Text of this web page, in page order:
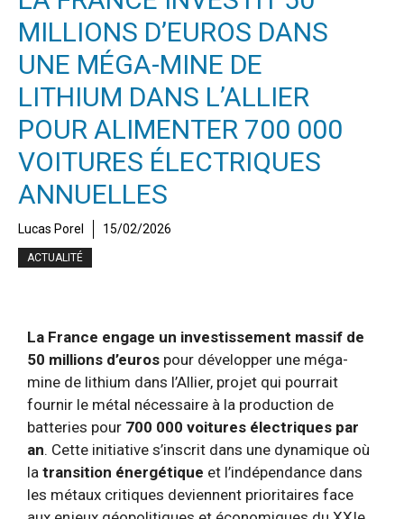
MILLIONS D’EUROS DANS
UNE MÉGA-MINE DE
LITHIUM DANS L’ALLIER
POUR ALIMENTER 700 000
VOITURES ÉLECTRIQUES
ANNUELLES
Lucas Porel 15/02/2026
ACTUALITÉ
La France engage un investissement massif de
50 millions d’euros pour développer une méga-
mine de lithium dans l’Allier, projet qui pourrait
fournir le métal nécessaire à la production de
batteries pour 700 000 voitures électriques par
an. Cette initiative s’inscrit dans une dynamique où
la transition énergétique et l’indépendance dans
les métaux critiques deviennent prioritaires face